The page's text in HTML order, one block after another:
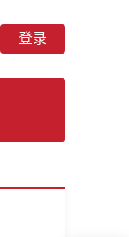
登录